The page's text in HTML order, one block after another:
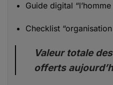
Guide digital
Checklist
Valeur totale
offerts